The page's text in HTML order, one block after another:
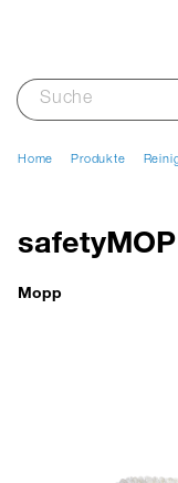
Home Produkte
safetyMOP
Mopp